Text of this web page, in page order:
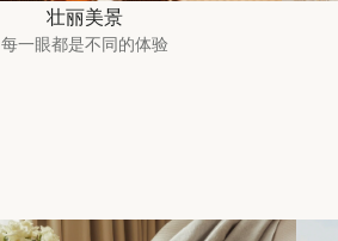
壮丽美景
每一眼都是不同的体验